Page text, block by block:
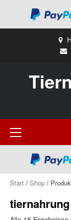
Primäres
Menü
Start / Shop /
tiernahrung